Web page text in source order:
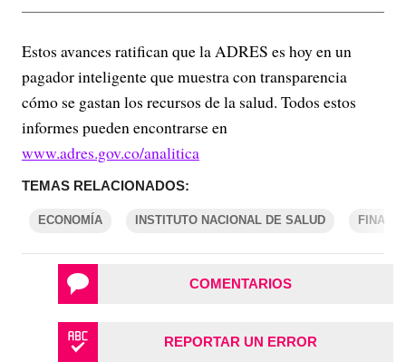
Estos avances ratifican que la ADRES es hoy en un
pagador inteligente que muestra con transparencia
cómo se gastan los recursos de la salud. Todos estos
informes pueden encontrarse en
www.adres.gov.co/analitica
TEMAS RELACIONADOS:
ECONOMÍA INSTITUTO NACIONAL DE SALUD
COMENTARIOS
REPORTAR UN ERROR